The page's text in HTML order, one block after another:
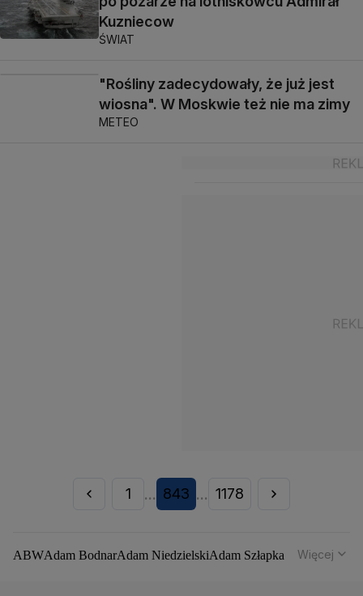
Kuzniecow
ŚWIAT
"Rośliny zadecydowały, że już jest
wiosna". W Moskwie też nie ma zimy
METEO
1 ... 843 ... 1178
ABWAdam BodnarAdam NiedzielskiAdam Szłapka
Więcej